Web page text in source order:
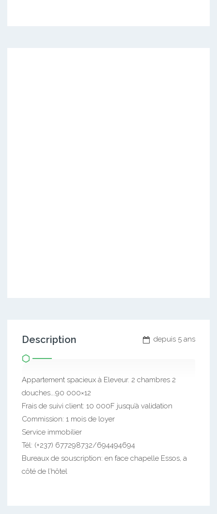
depuis 5 ans
Description
Appartement spacieux à Eleveur. 2 chambres 2
douches….90 000×12
Frais de suivi client: 10 000F jusqu’à validation
Commission: 1 mois de loyer
Service immobilier
Tél: (+237) 677298732/694494694
Bureaux de souscription: en face chapelle Essos, a
côté de l’hôtel